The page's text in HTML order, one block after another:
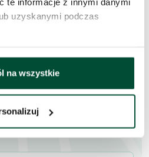
uzyskanymi podczas
na wszystkie
1 dnia roboczego.